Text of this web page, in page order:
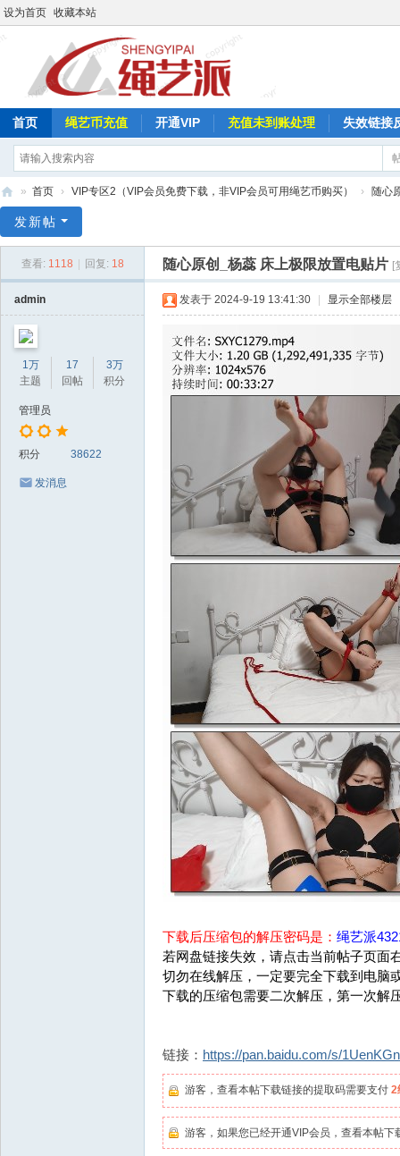
设为首页 收藏本站
首页 绳艺币充值 开通VIP 充值未到账处理 失效链接
艺
» 首页 › VIP专区2（VIP会员免费下载，非VIP会员可用绳艺币购买） › 随心
发新帖
查看: 1118 回复: 18 随心原创_杨蕊 床上极限放置电贴片 [
admin
1万
主题
17
回帖
3万
积分
管理员
积分 38622
发消息
发表于 2024-9-19 13:41:30 显示全部楼层
下载后压缩包的解压密码是： 绳艺派
若网盘链接失效，请点击当前帖子页面
切勿在线解压，一定要完全下载到电脑
下载的压缩包需要二次解压，第一次解
链接： https://pan.baidu.com/s/
游客，查看本帖下载链接的提取码需要支付 2
游客，如果您已经开通VIP会员，查看本帖下